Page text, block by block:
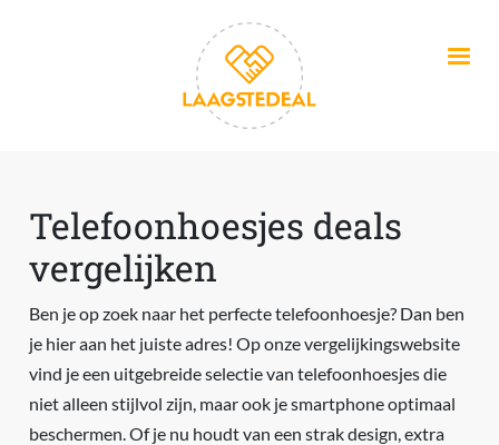
Telefoonhoesjes deals
vergelijken
Ben je op zoek naar het perfecte telefoonhoesje? Dan ben
je hier aan het juiste adres! Op onze vergelijkingswebsite
vind je een uitgebreide selectie van telefoonhoesjes die
niet alleen stijlvol zijn, maar ook je smartphone optimaal
beschermen. Of je nu houdt van een strak design, extra